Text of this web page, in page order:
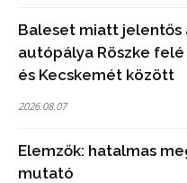
Baleset miatt jelentős
autópálya Röszke
és Kecskemét között
2026.08.07
Elemzők: hatalmas
mutató